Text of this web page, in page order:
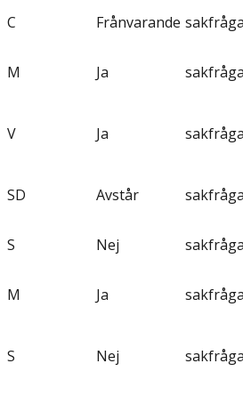
C Frånvarande
M Ja
V Ja
SD Avstår
S Nej
M Ja
S Nej